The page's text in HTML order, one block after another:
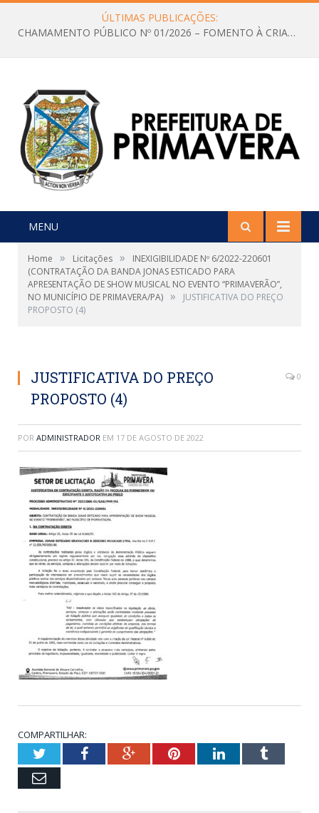
ÚLTIMAS PUBLICAÇÕES:
CHAMAMENTO PÚBLICO Nº 01/2026 – FOMENTO À CRIAÇÃO E A CIRCULAÇÃO DE PRODUÇÕES CULTURAIS – Aldir Blanc
MENU
Home » Licitações »
INEXIGIBILIDADE Nº 6/2022-220601
(CONTRATAÇÃO DA BANDA JONAS ESTICADO PARA
APRESENTAÇÃO DE SHOW MUSICAL NO EVENTO “PRIMAVERÃO”,
NO MUNICÍPIO DE PRIMAVERA/PA) »
JUSTIFICATIVA DO PREÇO
PROPOSTO (4)
JUSTIFICATIVA DO PREÇO
PROPOSTO (4)
0
POR ADMINISTRADOR EM 17 DE AGOSTO DE 2022
COMPARTILHAR:
TwitterFacebookGoogle+PinterestLinkedInTumblr
Email